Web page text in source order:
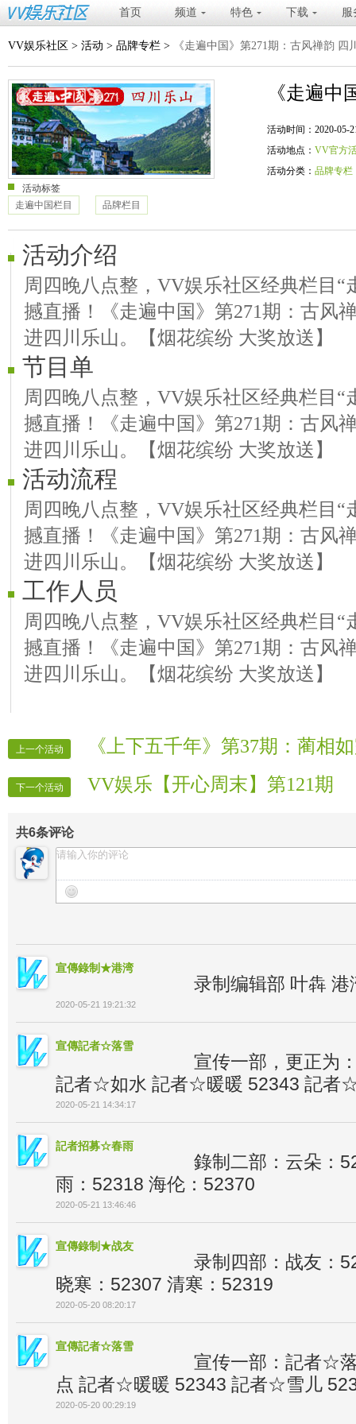
首页 频道 特色 下载 服
VV娱乐社区 > 活动 > 品牌专栏 > 《走遍中国》第271期：古风禅韵 四
《走遍中
活动时间：2020-05-
活动地点： VV官方
活动分类： 品牌专栏
活动标签
走遍中国栏目
品牌栏目
活动介绍
周四晚八点整，VV娱乐社区经典栏目“
撼直播！《走遍中国》第271期：古风
进四川乐山。【烟花缤纷 大奖放送】
节目单
周四晚八点整，VV娱乐社区经典栏目“
撼直播！《走遍中国》第271期：古风
进四川乐山。【烟花缤纷 大奖放送】
活动流程
周四晚八点整，VV娱乐社区经典栏目“
撼直播！《走遍中国》第271期：古风
进四川乐山。【烟花缤纷 大奖放送】
工作人员
周四晚八点整，VV娱乐社区经典栏目“
撼直播！《走遍中国》第271期：古风
进四川乐山。【烟花缤纷 大奖放送】
上一个活动 《上下五千年》第37期：蔺相
下一个活动 VV娱乐【开心周末】第121期
共6条评论
宣傳錄制★港湾
录制编辑部 叶犇 港
2020-05-21 19:21:32
宣傳記者☆落雪
宣传一部，更正为
記者☆如水 記者☆暖暖 52343 記者
2020-05-21 14:34:17
記者招募☆春雨
錄制二部：云朵：
雨：52318 海伦：52370
2020-05-21 13:46:46
宣傳錄制★战友
录制四部：战友：
晓寒：52307 清寒：52319
2020-05-20 08:20:17
宣傳記者☆落雪
宣传一部：記者☆
点 記者☆暖暖 52343 記者☆雪儿
2020-05-20 00:29:19